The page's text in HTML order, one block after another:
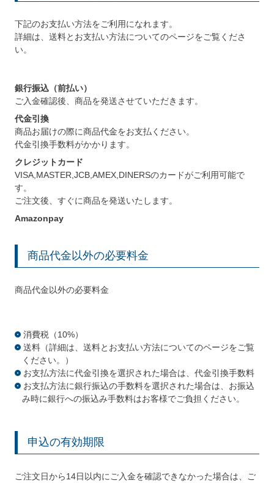
下記のお支払い方法をご利用になれます。
詳細は、送料とお支払い方法についてのページをご覧くださ
い。
銀行振込（前払い）
ご入金確認後、商品を発送させていただきます。
代金引換
商品お届けの際に商品代金をお支払ください。
代金引換手数料がかかります。
クレジットカード
VISA,MASTER,JCB,AMEX,DINERSのカードがご利用可能で
す。
ご注文後、すぐに商品を発送いたします。
Amazonpay
商品代金以外の必要料金
商品代金以外の必要料金
消費税（10%）
送料（詳細は、送料とお支払い方法についてのページをご覧
ください。）
お支払方法に代金引換を選択された場合は、代金引換手数料
お支払方法に銀行振込の手数料を選択された場合は、お振込
み時に銀行への振込み手数料はお客様でご負担ください。
申込の有効期限
ご注文日から14日以内にご入金を確認できなかった場合は、ご